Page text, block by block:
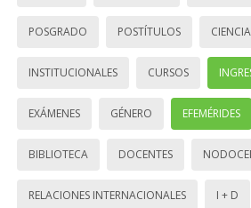
POSGRADO POSTÍTULOS
INSTITUCIONALES CURSOS
EXÁMENES GÉNERO EFEMÉRIDES
BIBLIOTECA DOCENTES
RELACIONES INTERNACIONALES I + D